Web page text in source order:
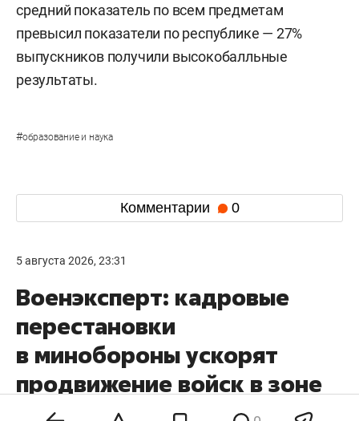
средний показатель по всем предметам
превысил показатели по республике — 27%
выпускников получили высокобалльные
результаты.
#образование и наука
Комментарии 0
5 августа 2026, 23:31
Военэксперт: кадровые
перестановки
в минобороны ускорят
продвижение войск в зоне
СВО